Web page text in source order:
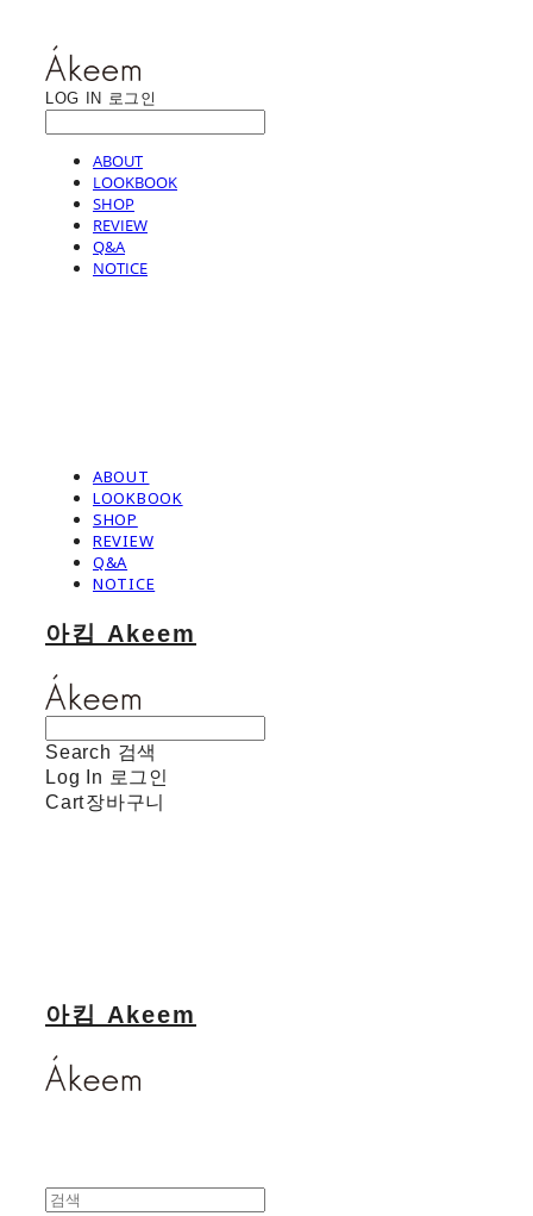
LOG IN 로그인
ABOUT
LOOKBOOK
SHOP
REVIEW
Q&A
NOTICE
ABOUT
LOOKBOOK
SHOP
REVIEW
Q&A
NOTICE
아킴 Akeem
Search 검색
Log In 로그인
Cart장바구니
아킴 Akeem